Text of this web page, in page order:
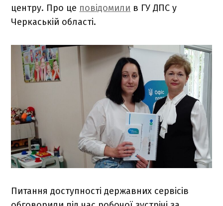
центру. Про це повідомили в ГУ ДПС у
Черкаській області.
Питання доступності державних сервісів